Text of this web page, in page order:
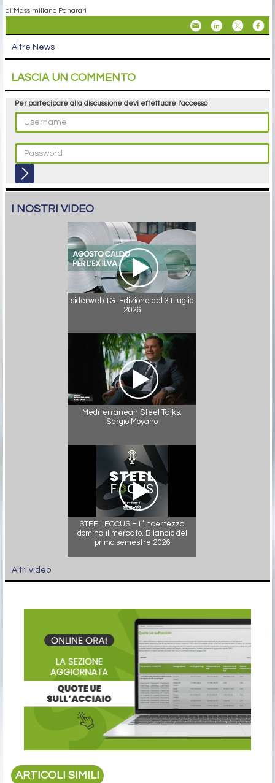
di Massimiliano Panarari
Altre News
LASCIA UN COMMENTO
Per partecipare alla discussione devi effettuare l'accesso
I NOSTRI VIDEO
siderweb TG. Edizione del 31 luglio
2026
Mediterranean Steel Talks:
Sergio Moyano
STEEL FOCUS – L’incertezza
domina il mercato. Bilancio del
primo semestre 2026
Altri video
ARTICOLI SIMILI